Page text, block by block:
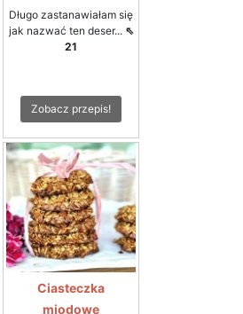
Długo zastanawiałam się
jak nazwać ten deser... ⇖
21
Zobacz przepis!
Ciasteczka
miodowe